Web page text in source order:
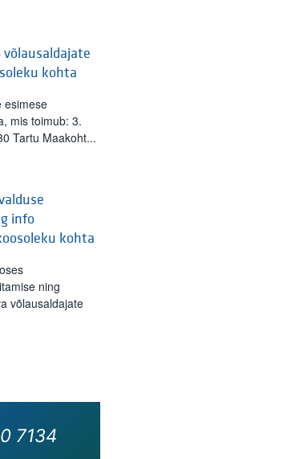
kohta
esimese
mis toimub: 3.
Tartu Maakoht...
info
kohta
ning
võlausaldajate
7134